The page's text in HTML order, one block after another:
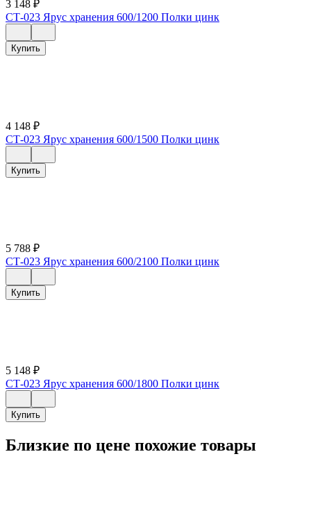
3 148 ₽
СТ-023 Ярус хранения 600/1200 Полки цинк
Купить
4 148 ₽
СТ-023 Ярус хранения 600/1500 Полки цинк
Купить
5 788 ₽
СТ-023 Ярус хранения 600/2100 Полки цинк
Купить
5 148 ₽
СТ-023 Ярус хранения 600/1800 Полки цинк
Купить
Близкие по цене похожие товары